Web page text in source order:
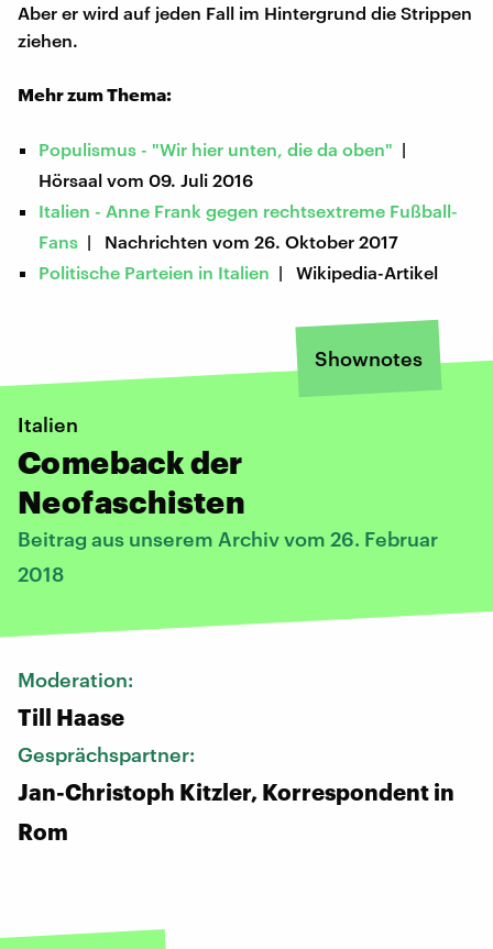
Aber er wird auf jeden Fall im Hintergrund die Strippen
ziehen.
Mehr zum Thema:
Populismus - "Wir hier unten, die da oben" |
Hörsaal vom 09. Juli 2016
Italien - Anne Frank gegen rechtsextreme Fußball-
Fans | Nachrichten vom 26. Oktober 2017
Politische Parteien in Italien | Wikipedia-Artikel
Shownotes
Italien
Comeback der
Neofaschisten
Beitrag aus unserem Archiv vom 26. Februar
2018
Moderation:
Till Haase
Gesprächspartner:
Jan-Christoph Kitzler, Korrespondent in
Rom